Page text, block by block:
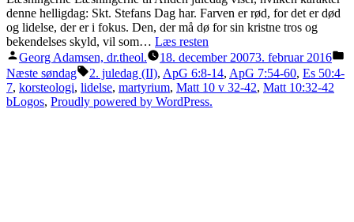
denne helligdag: Skt. Stefans Dag har. Farven er rød, for det er død
og lidelse, der er i fokus. Den, der må dø for sin kristne tros og
bekendelses skyld, vil som… Læs resten
Posted
by
Georg Adamsen, dr.theol. 18. december 20073. februar 2016
Næste søndag Tags:
2. juledag (II), ApG 6:8-14, ApG 7:54-60, Es 50:4-
7, korsteologi, lidelse, martyrium, Matt 10 v 32-42, Matt 10:32-42
bLogos, Proudly powered by WordPress.